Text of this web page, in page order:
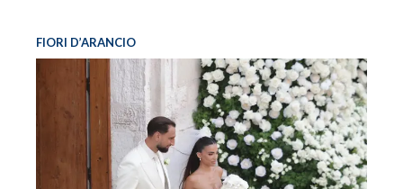
FIORI D’ARANCIO